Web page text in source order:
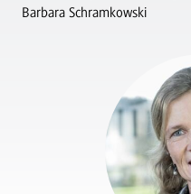
Barbara Schramkowski